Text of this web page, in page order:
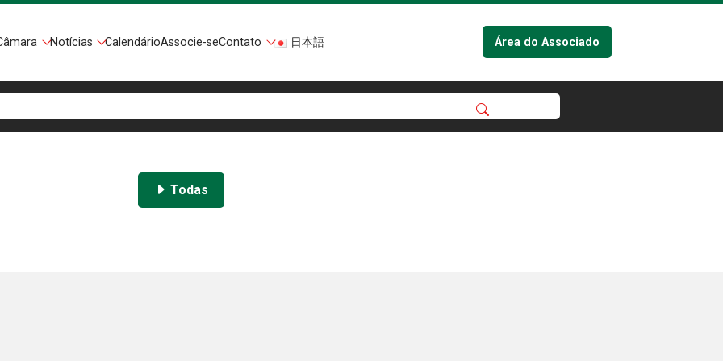
Notícias CalendárioAssocie-seContato 日本語 Área do Associado
Todas